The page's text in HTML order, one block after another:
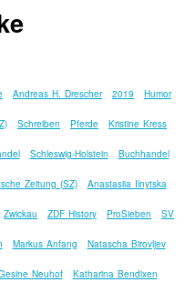
Andreas H. Drescher 2019 Humor
Schreiben Pferde Kristine Kress
Schleswig-Holstein Buchhandel
Zeitung (SZ) Anastasiia Ilnytska
Zwickau ZDF History ProSieben SV
Markus Anfang Natascha Birovljev
Neuhof Katharina Bendixen